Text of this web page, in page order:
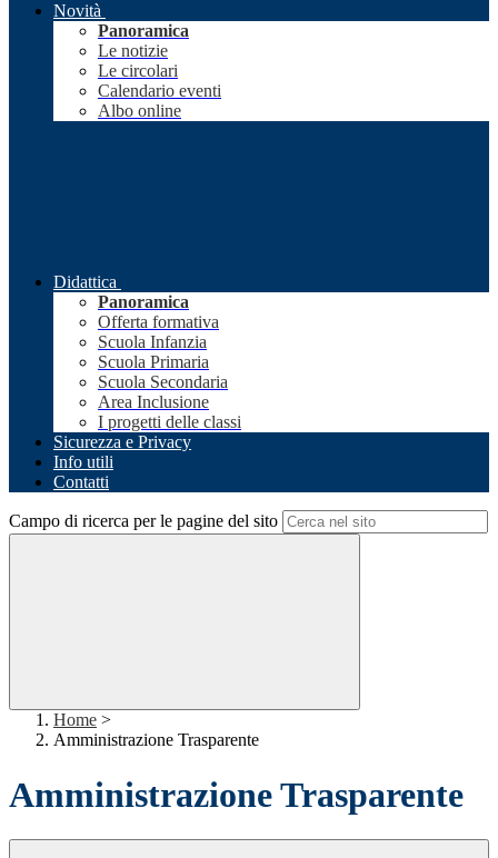
Novità
Panoramica
Le notizie
Le circolari
Calendario eventi
Albo online
Didattica
Panoramica
Offerta formativa
Scuola Infanzia
Scuola Primaria
Scuola Secondaria
Area Inclusione
I progetti delle classi
Sicurezza e Privacy
Info utili
Contatti
Campo di ricerca per le pagine del sito
Home >
Amministrazione Trasparente
Amministrazione Trasparente